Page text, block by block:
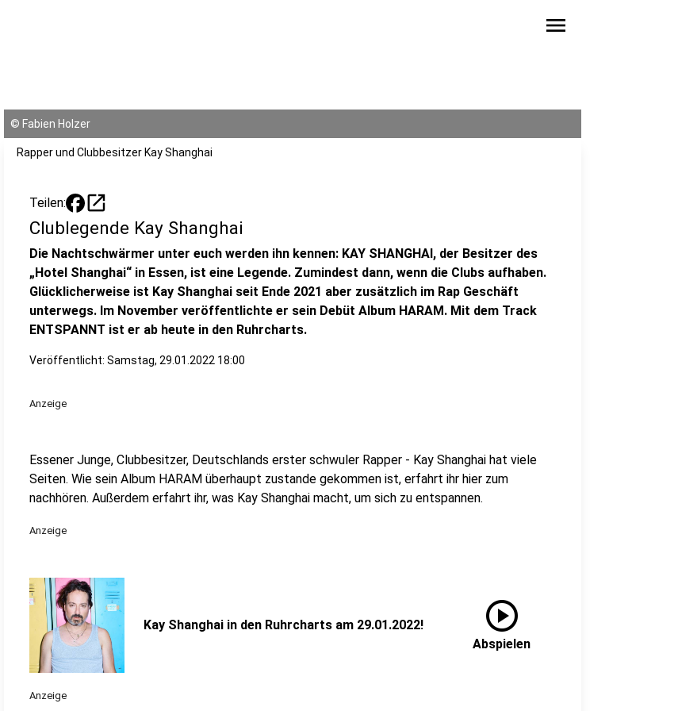
menu
© Fabien Holzer
Rapper und Clubbesitzer Kay Shanghai
Teilen: open_in_new
Clublegende Kay Shanghai
Die Nachtschwärmer unter euch werden ihn kennen: KAY SHANGHAI, der Besitzer des
„Hotel Shanghai“ in Essen, ist eine Legende. Zumindest dann, wenn die Clubs aufhaben.
Glücklicherweise ist Kay Shanghai seit Ende 2021 aber zusätzlich im Rap Geschäft
unterwegs. Im November veröffentlichte er sein Debüt Album HARAM. Mit dem Track
ENTSPANNT ist er ab heute in den Ruhrcharts.
Veröffentlicht: Samstag, 29.01.2022 18:00
Anzeige
Essener Junge, Clubbesitzer, Deutschlands erster schwuler Rapper - Kay Shanghai hat viele
Seiten. Wie sein Album HARAM überhaupt zustande gekommen ist, erfahrt ihr hier zum
nachhören. Außerdem erfahrt ihr, was Kay Shanghai macht, um sich zu entspannen.
Anzeige
Kay Shanghai in den Ruhrcharts am 29.01.2022! play_circle
Abspielen
Anzeige